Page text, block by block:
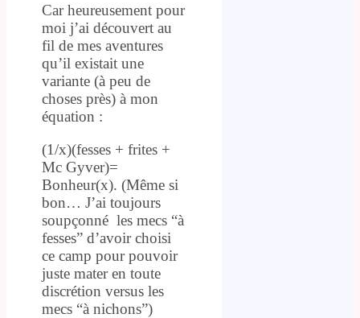
Car heureusement pour
moi j’ai découvert au
fil de mes aventures
qu’il existait une
variante (à peu de
choses près) à mon
équation :
(1/x)(fesses + frites +
Mc Gyver)=
Bonheur(x). (Même si
bon… J’ai toujours
soupçonné les mecs “à
fesses” d’avoir choisi
ce camp pour pouvoir
juste mater en toute
discrétion versus les
mecs “à nichons”)